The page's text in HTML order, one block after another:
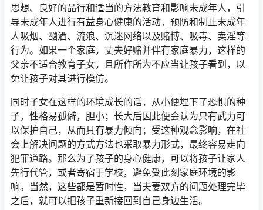
思想、良好的品行和适当的方法教育和影响未成年人，引
导未成年人进行有益身心健康的活动，预防和制止未成年
人吸烟、酗酒、流浪、沉迷网络以及赌博、吸毒、卖淫等
行为。如果一个家庭，丈夫好赌并伴有家庭暴力，这样的
父亲不适合教育子女，且所作所为不应当让孩子看到，以
免让孩子对其进行模仿。
同时子女在这样的环境成长的话，从小便埋下了恐惧的种
子，性格易孤僻，胆小；长大后因此便会认为只有武力可
以保护自己，从而具有暴力倾向；受这种观念影响，在社
会上解决问题的方式方法也采取暴力形式，最终容易走向
犯罪道路。那么为了孩子的身心健康，可以将孩子让家人
先行代管，或者寄宿于学校，避免受此刻家庭环境的影
响。当然，这些都是暂时性，当夫妻双方的问题处理完毕
之后，就可以把孩子重新接回到自己身边生活。